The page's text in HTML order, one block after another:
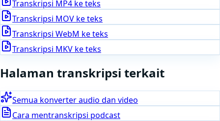
Transkripsi MP4 ke teks
Transkripsi MOV ke teks
Transkripsi WebM ke teks
Transkripsi MKV ke teks
Halaman transkripsi terkait
Semua konverter audio dan video
Cara mentranskripsi podcast